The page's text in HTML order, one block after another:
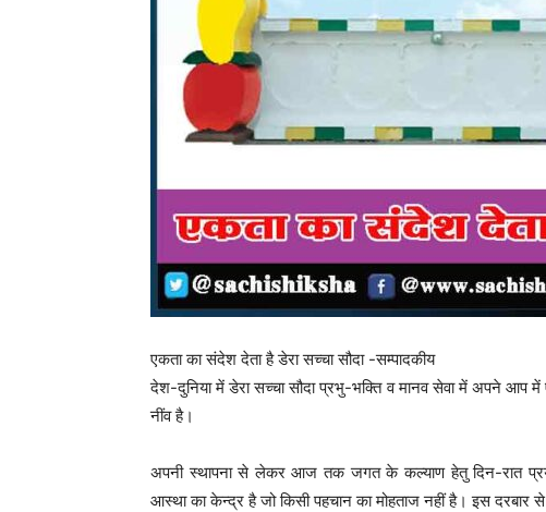
एकता का संदेश देता है डेरा सच्चा सौदा -सम्पादकीय
देश-दुनिया में डेरा सच्चा सौदा प्रभु-भक्ति व मानव सेवा में अपने आप में
नींव है।
अपनी स्थापना से लेकर आज तक जगत के कल्याण हेतु दिन-रात
आस्था का केन्द्र है जो किसी पहचान का मोहताज नहीं है। इस